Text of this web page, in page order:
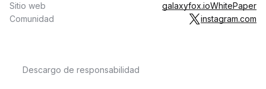
Sitio web galaxyfox.ioWhitePaper
Comunidad
instagram.com
Descargo de responsabilidad